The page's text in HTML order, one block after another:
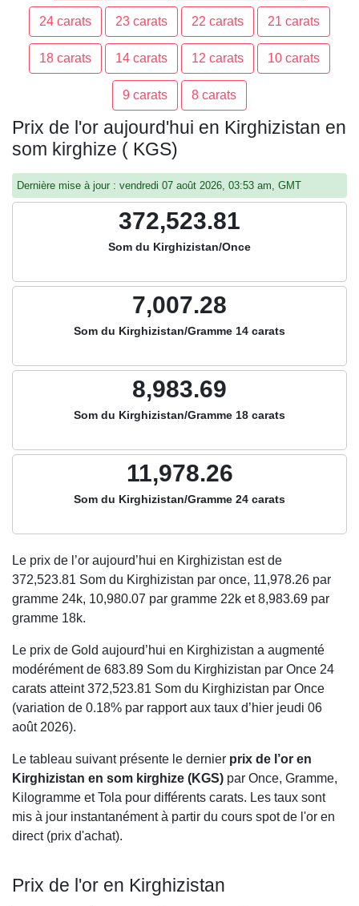
24 carats 23 carats 22 carats 21 carats
18 carats 14 carats 12 carats 10 carats
9 carats 8 carats
Prix de l'or aujourd'hui en Kirghizistan en
som kirghize ( KGS)
Dernière mise à jour : vendredi 07 août 2026, 03:53 am, GMT
372,523.81
Som du Kirghizistan/Once
7,007.28
Som du Kirghizistan/Gramme 14 carats
8,983.69
Som du Kirghizistan/Gramme 18 carats
11,978.26
Som du Kirghizistan/Gramme 24 carats
Le prix de l’or aujourd’hui en Kirghizistan est de
372,523.81 Som du Kirghizistan par once, 11,978.26 par
gramme 24k, 10,980.07 par gramme 22k et8,983.69 par
gramme 18k.
Le prix de Gold aujourd’hui en Kirghizistan a augmenté
modérément de 683.89 Som du Kirghizistan par Once 24
carats atteint 372,523.81 Som du Kirghizistan par Once
(variation de 0.18% par rapport aux taux d’hier jeudi 06
août 2026).
Le tableau suivant présente le dernier prix de l’or en
Kirghizistan en som kirghize (KGS) par Once, Gramme,
Kilogramme et Tola pour différents carats. Les taux sont
mis à jour instantanément à partir du cours spot de l'or en
direct (prix d'achat).
Prix de l'or en Kirghizistan